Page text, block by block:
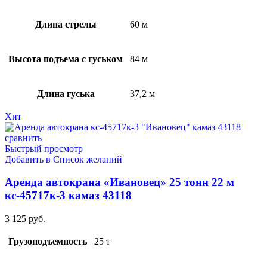
Длина стрелы 60 м
Высота подъема с гуськом 84 м
Длина гуська 37,2 м
Хит
сравнить
Быстрый просмотр
Добавить в Список желаний
Аренда автокрана «Ивановец» 25 тонн 22 м
кс-45717к-3 камаз 43118
3 125 руб.
Грузоподъемность 25 т